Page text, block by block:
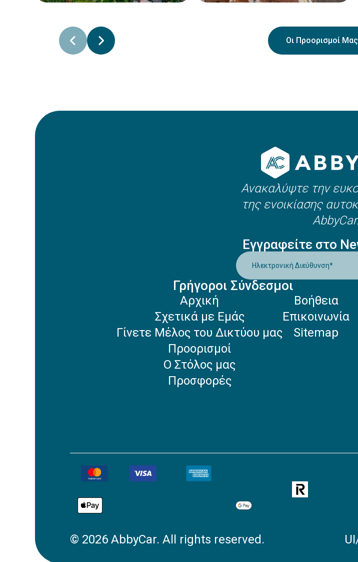
Οι Προορισμοί Μας
Ανακαλύψτε την
της ενοικίασης
AbbyCar.
Εγγραφείτε στο
Ηλεκτρονική Διεύθυνση*
Γρήγοροι Σύνδεσμοι
Αρχική
Σχετικά με Εμάς
Γίνετε Μέλος του Δικτύου μας
Προορισμοί
Ο Στόλος μας
Προσφορές
Βοήθεια
Επικοινωνία
Sitemap
© 2026 AbbyCar. All rights reserved.